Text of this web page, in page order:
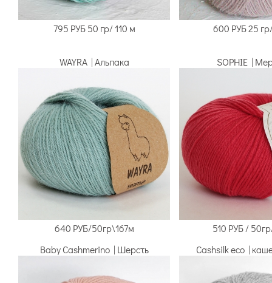
795 РУБ 50 гр/ 110 м 600 РУБ 25
WAYRA | Альпака
640 РУБ/50гр\167м
SOPHIE |
510 РУБ /
Baby Cashmerino | Шерсть
Cashsilk eco |